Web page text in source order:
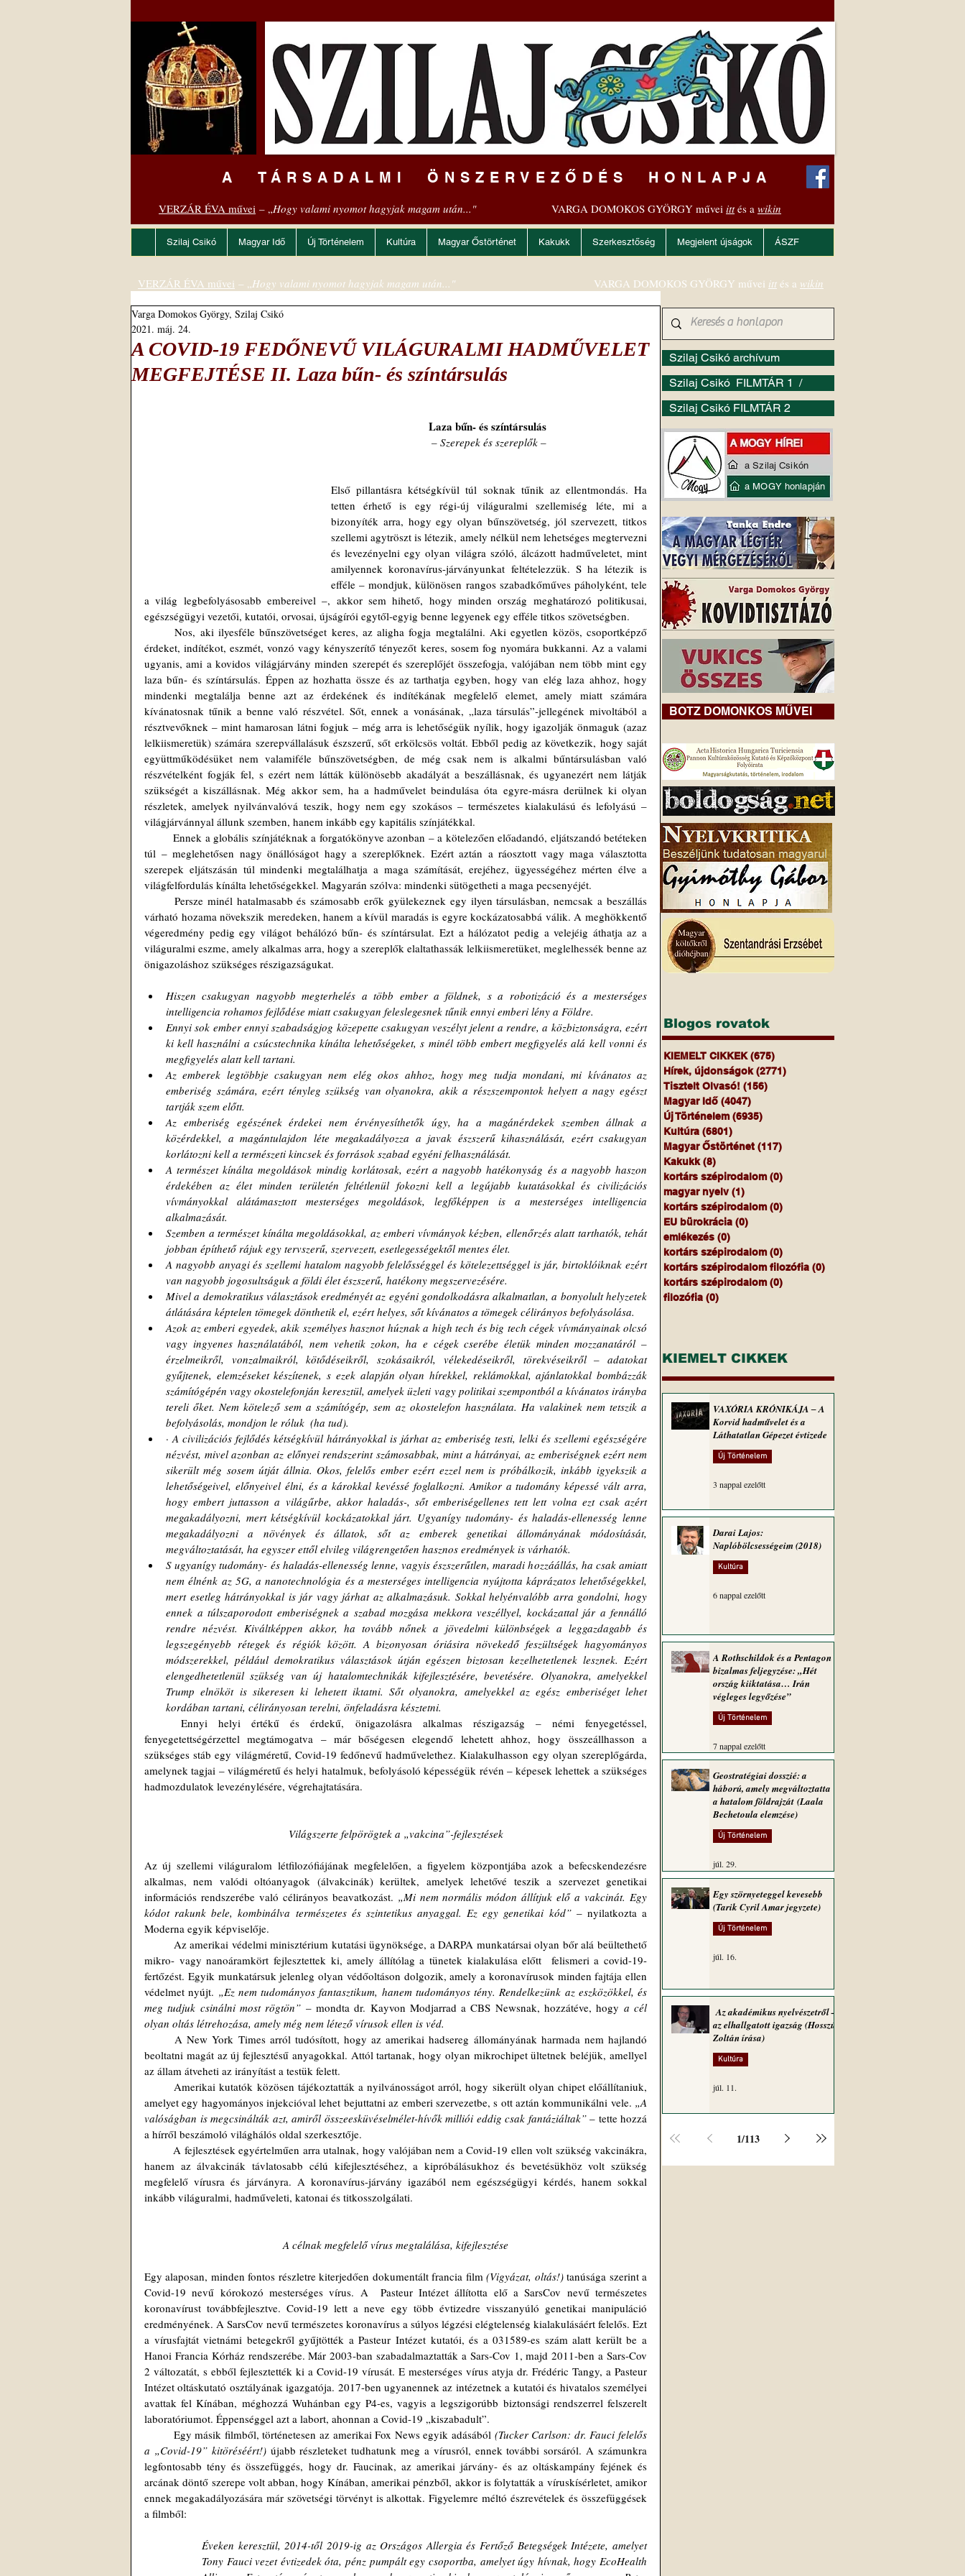
A TÁRSADALMI ÖNSZERVEZŐDÉS HONLAPJA
VERZÁR ÉVA művei – „Hogy valami nyomot hagyjak magam után..." VARGA DOMOKOS GYÖRGY művei ittés a wikin
Szilaj Csikó Magyar Idő Új Történelem Kultúra Magyar Őstörténet Kakukk Szerkesztőség Megjelent újságok ÁSZF
A COVID-19 FEDŐNEVŰ VILÁGURALMI HADMŰVELET
MEGFEJTÉSE II. Laza bűn- és színtársulás
Varga Domokos György, Szilaj Csikó
2021. máj. 24.
Laza bűn- és színtársulás
– Szerepek és szereplők –
Első pillantásra kétségkívül túl soknak tűnik az ellentmondás. Ha
tetten érhető is egy régi-új világuralmi szellemiség léte, mi a
bizonyíték arra, hogy egy olyan bűnszövetség, jól szervezett, titkos
szellemi agytröszt is létezik, amely nélkül nem lehetséges megtervezni
és levezényelni egy olyan világra szóló, álcázott hadműveletet, mint
amilyennek koronavírus-járványunkat feltételezzük. S ha létezik is
efféle – mondjuk, különösen rangos szabadkőműves páholyként, tele
a világ legbefolyásosabb embereivel –, akkor sem hihető, hogy minden ország meghatározó politikusai,
egészségügyi vezetői, kutatói, orvosai, újságírói egytől-egyig benne legyenek egy efféle titkos szövetségben.
	Nos, aki ilyesféle bűnszövetséget keres, az aligha fogja megtalálni. Aki egyetlen közös, csoportképző
érdeket, indítékot, eszmét, vonzó vagy kényszerítő tényezőt keres, sosem fog nyomára bukkanni. Az a valami
ugyanis, ami a kovidos világjárvány minden szerepét és szereplőjét összefogja, valójában nem több mint egy
laza bűn- és színtársulás. Éppen az hozhatta össze és az tarthatja egyben, hogy van elég laza ahhoz, hogy
mindenki megtalálja benne azt az érdekének és indítékának megfelelő elemet, amely miatt számára
kívánatosnak tűnik a benne való részvétel. Sőt, ennek a vonásának, „laza társulás”-jellegének mivoltából a
résztvevőknek – mint hamarosan látni fogjuk – még arra is lehetőségük nyílik, hogy igazolják önmaguk (azaz
lelkiismeretük) számára szerepvállalásuk észszerű, sőt erkölcsös voltát. Ebből pedig az következik, hogy saját
együttműködésüket nem valamiféle bűnszövetségben, de még csak nem is alkalmi bűntársulásban való
részvételként fogják fel, s ezért nem látták különösebb akadályát a beszállásnak, és ugyanezért nem látják
szükségét a kiszállásnak. Még akkor sem, ha a hadművelet beindulása óta egyre-másra derülnek ki olyan
részletek, amelyek nyilvánvalóvá teszik, hogy nem egy szokásos – természetes kialakulású és lefolyású –
világjárvánnyal állunk szemben, hanem inkább egy kapitális színjátékkal.
	Ennek a globális színjátéknak a forgatókönyve azonban – a kötelezően előadandó, eljátszandó betéteken
túl – meglehetősen nagy önállóságot hagy a szereplőknek. Ezért aztán a ráosztott vagy maga választotta
szerepek eljátszásán túl mindenki megtalálhatja a maga számítását, erejéhez, ügyességéhez mérten élve a
világfelfordulás kínálta lehetőségekkel. Magyarán szólva: mindenki sütögetheti a maga pecsenyéjét.
várható hozama növekszik meredeken, hanem a kívül maradás is egyre kockázatosabbá válik. A meghökkentő
végeredmény pedig egy világot behálózó bűn- és színtársulat. Ezt a hálózatot pedig a velejéig áthatja az a
világuralmi eszme, amely alkalmas arra, hogy a szereplők elaltathassák lelkiismeretüket, meglelhessék benne az
önigazoláshoz szükséges részigazságukat.
Hiszen csakugyan nagyobb megterhelés a több ember a földnek, s a robotizáció és a mesterséges
intelligencia rohamos fejlődése miatt csakugyan feleslegesnek tűnik ennyi emberi lény a Földre.
Ennyi sok ember ennyi szabadságjog közepette csakugyan veszélyt jelent a rendre, a közbiztonságra, ezért
ki kell használni a csúcstechnika kínálta lehetőségeket, s minél több embert megfigyelés alá kell vonni és
megfigyelés alatt kell tartani.
Az emberek legtöbbje csakugyan nem elég okos ahhoz, hogy meg tudja mondani, mi kívánatos az
emberiség számára, ezért tényleg szükség van olyanokra, akik a részszempontok helyett a nagy egészt
tartják szem előtt.
Az emberiség egészének érdekei nem érvényesíthetők úgy, ha a magánérdekek szemben állnak a
közérdekkel, a magántulajdon léte megakadályozza a javak észszerű kihasználását, ezért csakugyan
korlátozni kell a természeti kincsek és források szabad egyéni felhasználását.
A természet kínálta megoldások mindig korlátosak, ezért a nagyobb hatékonyság és a nagyobb haszon
érdekében az élet minden területén feltétlenül fokozni kell a legújabb kutatásokkal és civilizációs
vívmányokkal alátámasztott mesterséges megoldások, legfőképpen is a mesterséges intelligencia
alkalmazását.
Szemben a természet kínálta megoldásokkal, az emberi vívmányok kézben, ellenőrzés alatt tarthatók, tehát
jobban építhető rájuk egy tervszerű, szervezett, esetlegességektől mentes élet.
A nagyobb anyagi és szellemi hatalom nagyobb felelősséggel és kötelezettséggel is jár, birtoklóiknak ezért
van nagyobb jogosultságuk a földi élet észszerű, hatékony megszervezésére.
Mivel a demokratikus választások eredményét az egyéni gondolkodásra alkalmatlan, a bonyolult helyzetek
átlátására képtelen tömegek dönthetik el, ezért helyes, sőt kívánatos a tömegek célirányos befolyásolása.
Azok az emberi egyedek, akik személyes hasznot húznak a high tech és big tech cégek vívmányainak olcsó
vagy ingyenes használatából, nem vehetik zokon, ha e cégek cserébe életük minden mozzanatáról –
érzelmeikről, vonzalmaikról, kötődéseikről, szokásaikról, vélekedéseikről, törekvéseikről – adatokat
gyűjtenek, elemzéseket készítenek, s ezek alapján olyan hírekkel, reklámokkal, ajánlatokkal bombázzák
számítógépén vagy okostelefonján keresztül, amelyek üzleti vagy politikai szempontból a kívánatos irányba
tereli őket. Nem kötelező sem a számítógép, sem az okostelefon használata. Ha valakinek nem tetszik a
befolyásolás, mondjon le róluk  (ha tud).
· A civilizációs fejlődés kétségkívül hátrányokkal is járhat az emberiség testi, lelki és szellemi egészségére
nézvést, mivel azonban az előnyei rendszerint számosabbak, mint a hátrányai, az emberiségnek ezért nem
sikerült még sosem útját állnia. Okos, felelős ember ezért ezzel nem is próbálkozik, inkább igyekszik a
lehetőségeivel, előnyeivel élni, és a károkkal kevéssé foglalkozni. Amikor a tudomány képessé vált arra,
hogy embert juttasson a világűrbe, akkor haladás-, sőt emberiségellenes tett lett volna ezt csak azért
megakadályozni, mert kétségkívül kockázatokkal járt. Ugyanígy tudomány- és haladás-ellenesség lenne
megakadályozni a növények és állatok, sőt az emberek genetikai állományának módosítását,
megváltoztatását, ha egyszer ettől elvileg világrengetően hasznos eredmények is várhatók.
S ugyanígy tudomány- és haladás-ellenesség lenne, vagyis észszerűtlen, maradi hozzáállás, ha csak amiatt
nem élnénk az 5G, a nanotechnológia és a mesterséges intelligencia nyújtotta káprázatos lehetőségekkel,
mert esetleg hátrányokkal is jár vagy járhat az alkalmazásuk. Sokkal helyénvalóbb arra gondolni, hogy
ennek a túlszaporodott emberiségnek a szabad mozgása mekkora veszéllyel, kockázattal jár a fennálló
rendre nézvést. Kiváltképpen akkor, ha tovább nőnek a jövedelmi különbségek a leggazdagabb és
legszegényebb rétegek és régiók között. A bizonyosan óriásira növekedő feszültségek hagyományos
módszerekkel, például demokratikus választások útján egészen biztosan kezelhetetlenek lesznek. Ezért
elengedhetetlenül szükség van új hatalomtechnikák kifejlesztésére, bevetésére. Olyanokra, amelyekkel
Trump elnököt is sikeresen ki lehetett iktatni. Sőt olyanokra, amelyekkel az egész emberiséget lehet
kordában tartani, célirányosan terelni, önfeladásra késztetni.
	Ennyi helyi értékű és érdekű, önigazolásra alkalmas részigazság – némi fenyegetéssel,
fenyegetettségérzettel megtámogatva – már bőségesen elegendő lehetett ahhoz, hogy összeállhasson a
szükséges stáb egy világméretű, Covid-19 fedőnevű hadművelethez. Kialakulhasson egy olyan szereplőgárda,
amelynek tagjai – világméretű és helyi hatalmuk, befolyásoló képességük révén – képesek lehettek a szükséges
hadmozdulatok levezénylésére, végrehajtatására.
Világszerte felpörögtek a „vakcina”-fejlesztések
Az új szellemi világuralom létfilozófiájának megfelelően, a figyelem központjába azok a befecskendezésre
alkalmas, nem valódi oltóanyagok (álvakcinák) kerültek, amelyek lehetővé teszik a szervezet genetikai
információs rendszerébe való célirányos beavatkozást. „Mi nem normális módon állítjuk elő a vakcinát. Egy
kódot rakunk bele, kombinálva természetes és szintetikus anyaggal. Ez egy genetikai kód” – nyilatkozta a
Moderna egyik képviselője.
mikro- vagy nanoáramkört fejlesztettek ki, amely állítólag a tünetek kialakulása előtt  felismeri a covid-19-
fertőzést. Egyik munkatársuk jelenleg olyan védőoltáson dolgozik, amely a koronavírusok minden fajtája ellen
védelmet nyújt. „Ez nem tudományos fantasztikum, hanem tudományos tény. Rendelkezünk az eszközökkel, és
meg tudjuk csinálni most rögtön” – mondta dr. Kayvon Modjarrad a CBS Newsnak, hozzátéve, hogy a cél
olyan oltás létrehozása, amely még nem létező vírusok ellen is véd.
	A New York Times arról tudósított, hogy az amerikai hadsereg állományának harmada nem hajlandó
beoltatni magát az új fejlesztésű anyagokkal. Attól tartanak, hogy olyan mikrochipet ültetnek beléjük, amellyel
az állam átveheti az irányítást a testük felett.
	Amerikai kutatók közösen tájékoztatták a nyilvánosságot arról, hogy sikerült olyan chipet előállítaniuk,
amelyet egy hagyományos injekcióval lehet bejuttatni az emberi szervezetbe, s ott aztán kommunikálni vele. „A
valóságban is megcsinálták azt, amiről összeesküvéselmélet-hívők milliói eddig csak fantáziáltak” – tette hozzá
a hírről beszámoló világhálós oldal szerkesztője.
	A fejlesztések egyértelműen arra utalnak, hogy valójában nem a Covid-19 ellen volt szükség vakcinákra,
hanem az álvakcinák távlatosabb célú kifejlesztéséhez, a kipróbálásukhoz és bevetésükhöz volt szükség
megfelelő vírusra és járványra. A koronavírus-járvány igazából nem egészségügyi kérdés, hanem sokkal
inkább világuralmi, hadműveleti, katonai és titkosszolgálati.
A célnak megfelelő vírus megtalálása, kifejlesztése
Egy alaposan, minden fontos részletre kiterjedően dokumentált francia film (Vigyázat, oltás!) tanúsága szerint a
Covid-19 nevű kórokozó mesterséges vírus. A  Pasteur Intézet állította elő a SarsCov nevű természetes
koronavírust továbbfejlesztve. Covid-19 lett a neve egy több évtizedre visszanyúló genetikai manipuláció
eredményének. A SarsCov nevű természetes koronavírus a súlyos légzési elégtelenség kialakulásáért felelős. Ezt
a vírusfajtát vietnámi betegekről gyűjtötték a Pasteur Intézet kutatói, és a 031589-es szám alatt került be a
Hanoi Francia Kórház rendszerébe. Már 2003-ban szabadalmaztatták a Sars-Cov 1, majd 2011-ben a Sars-Cov
2 változatát, s ebből fejlesztették ki a Covid-19 vírusát. E mesterséges vírus atyja dr. Frédéric Tangy, a Pasteur
Intézet oltáskutató osztályának igazgatója. 2017-ben ugyanennek az intézetnek a kutatói és hivatalos személyei
avattak fel Kínában, méghozzá Wuhánban egy P4-es, vagyis a legszigorúbb biztonsági rendszerrel felszerelt
laboratóriumot. Éppenséggel azt a labort, ahonnan a Covid-19 „kiszabadult”.
	Egy másik filmből, történetesen az amerikai Fox News egyik adásából
(Tucker Carlson: dr. Fauci felelős
a „Covid-19” kitöréséért!) újabb részleteket tudhatunk meg a vírusról, ennek további sorsáról. A számunkra
legfontosabb tény és összefüggés, hogy dr. Faucinak, az amerikai járvány- és az oltáskampány fejének és
arcának döntő szerepe volt abban, hogy Kínában, amerikai pénzből, akkor is folytatták a víruskísérletet, amikor
ennek megakadályozására már szövetségi törvényt is alkottak. Figyelemre méltó észrevételek és összefüggések
a filmből:
Éveken keresztül, 2014-től 2019-ig az Országos Allergia és Fertőző Betegségek Intézete, amelyet
Tony Fauci vezet évtizedek óta, pénz pumpált egy csoportba, amelyet úgy hívnak, hogy EcoHealth
Szilaj Csikó archívum
Szilaj Csikó FILMTÁR 1 /
Szilaj Csikó FILMTÁR 2
VERZÁR ÉVA művei – „Hogy valami nyomot hagyjak magam után..." VARGA DOMOKOS GYÖRGY művei itt és a wikin
BOTZ DOMONKOS MŰVEI
Blogos rovatok
KIEMELT CIKKEK (675)
Hírek, újdonságok (2771)
Tisztelt Olvasó! (156)
Magyar Idő (4047)
Új Történelem (6935)
Kultúra (6801)
Magyar Őstörténet (117)
Kakukk (8)
kortárs szépirodalom (0)
magyar nyelv (1)
kortárs szépirodalom (0)
EU bürokrácia (0)
emlékezés (0)
kortárs szépirodalom (0)
kortárs szépirodalom filozófia (0)
kortárs szépirodalom (0)
filozófia (0)
KIEMELT CIKKEK
VAXÓRIA KRÓNIKÁJA ‒ A
Korvid hadművelet és a
Láthatatlan Gépezet évtizede
Új Történelem
3 nappal ezelőtt
Darai Lajos:
Naplóbölcsességeim (2018)
Kultúra
6 nappal ezelőtt
A Rothschildok és a Pentagon
bizalmas feljegyzése: „Hét
ország kiiktatása… Irán
végleges legyőzése”
Új Történelem
7 nappal ezelőtt
Geostratégiai dosszié: a
háború, amely megváltoztatta
a hatalom földrajzát (Laala
Bechetoula elemzése)
Új Történelem
júl. 29.
Egy szörnyeteggel kevesebb
(Tarik Cyril Amar jegyzete)
Új Történelem
júl. 16.
Az akadémikus nyelvészetről –
az elhallgatott igazság (Hosszú
Zoltán írása)
Kultúra
júl. 11.
1/113
a Szilaj Csikón
a MOGY honlapján